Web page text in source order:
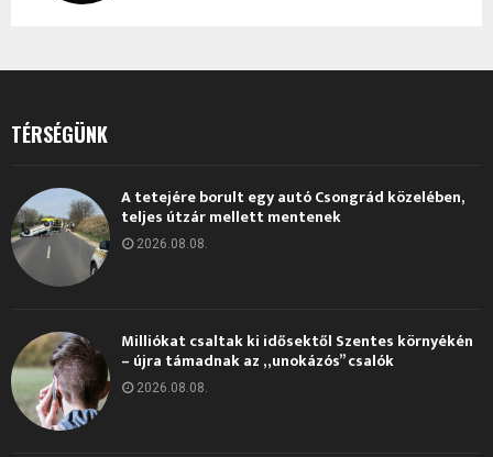
TÉRSÉGÜNK
A tetejére borult egy autó Csongrád közelében,
teljes útzár mellett mentenek
2026.08.08.
Milliókat csaltak ki idősektől Szentes környékén
– újra támadnak az „unokázós” csalók
2026.08.08.